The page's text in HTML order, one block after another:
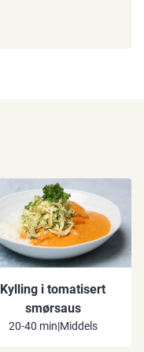
Kylling i tomatisert
smørsaus
20-40 min|Middels